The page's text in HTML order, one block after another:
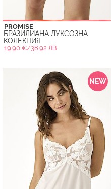
PROMISE
БРАЗИЛИАНА ЛУКСОЗНА
КОЛЕКЦИЯ
19.90 €/38.92 ЛВ.
NEW